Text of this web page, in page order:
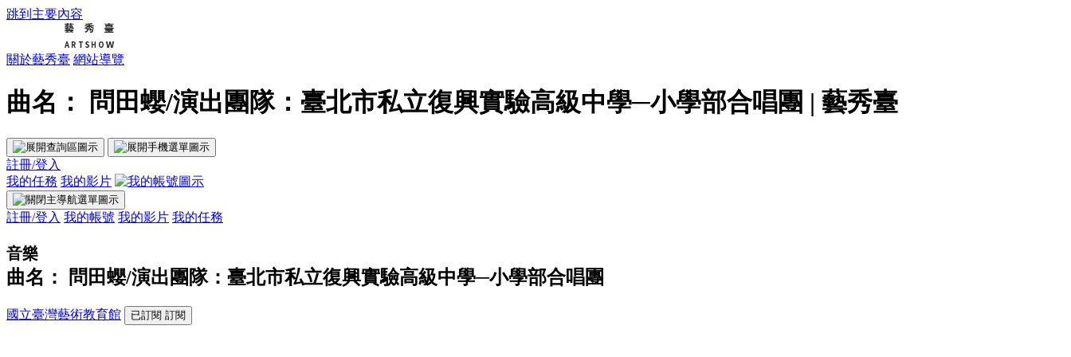
跳到主要內容
關於藝秀臺 網站導覽
曲名： 問田蠳/演出團隊：臺北市私立復興實驗高級中學─小學部合唱團 | 藝秀臺
註冊/登入
我的任務 我的影片
註冊/登入 我的帳號 我的影片 我的任務
音樂
曲名： 問田蠳/演出團隊：臺北市私立復興實驗高級中學─小學部合唱團
國立臺灣藝術教育館 已訂閱 訂閱